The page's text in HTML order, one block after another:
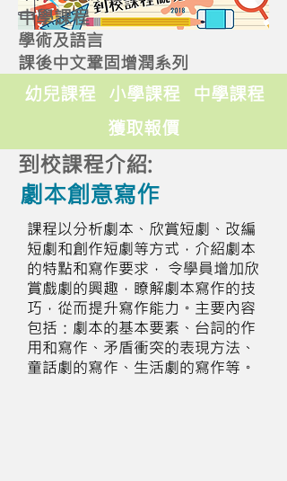
中學課程
學術及語言
課後中文鞏固增潤系列
幼兒課程 小學課程
中學課程
獲取報價
到校課程介紹:
劇本創意寫作
課程以分析劇本、欣賞短劇、改編
短劇和創作短劇等方式，介紹劇本
的特點和寫作要求， 令學員增加欣
賞戲劇的興趣，瞭解劇本寫作的技
巧，從而提升寫作能力。主要內容
包括：劇本的基本要素、台詞的作
用和寫作、矛盾衝突的表現方法、
童話劇的寫作、生活劇的寫作等。